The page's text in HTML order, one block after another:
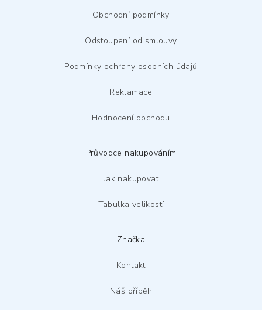
Obchodní podmínky
Odstoupení od smlouvy
Podmínky ochrany osobních údajů
Reklamace
Hodnocení obchodu
Průvodce nakupováním
Jak nakupovat
Tabulka velikostí
Značka
Kontakt
Náš příběh